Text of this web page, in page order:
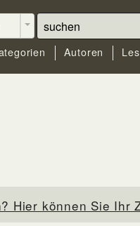
Autoren
Hier können Sie Ihr